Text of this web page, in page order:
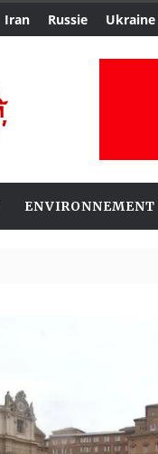
Iran Russie Ukraine
ENVIRONNEMENT